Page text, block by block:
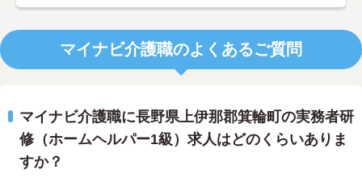
マイナビ介護職のよくあるご質問
マイナビ介護職に長野県上伊那郡箕輪町の実務者研
修（ホームヘルパー1級）求人はどのくらいありま
すか？